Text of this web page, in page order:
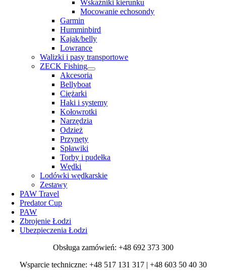
Wskaźniki kierunku
Mocowanie echosondy
Garmin
Humminbird
Kajak/belly
Lowrance
Walizki i pasy transportowe
ZECK Fishing
Akcesoria
Bellyboat
Ciężarki
Haki i systemy
Kołowrotki
Narzędzia
Odzież
Przynęty
Spławiki
Torby i pudełka
Wędki
Lodówki wędkarskie
Zestawy
PAW Travel
Predator Cup
PAW
Zbrojenie Łodzi
Ubezpieczenia Łodzi
Obsługa zamówień: +48 692 373 300
Wsparcie techniczne: +48 517 131 317 | +48 603 50 40 30